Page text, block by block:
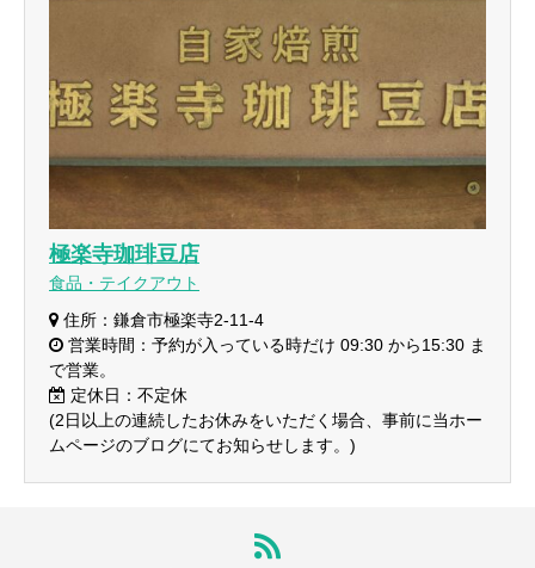
極楽寺珈琲豆店
食品・テイクアウト
住所：鎌倉市極楽寺2-11-4
営業時間：予約が入っている時だけ 09:30 から15:30 ま
で営業。
定休日：不定休
(2日以上の連続したお休みをいただく場合、事前に当ホー
ムページのブログにてお知らせします。)